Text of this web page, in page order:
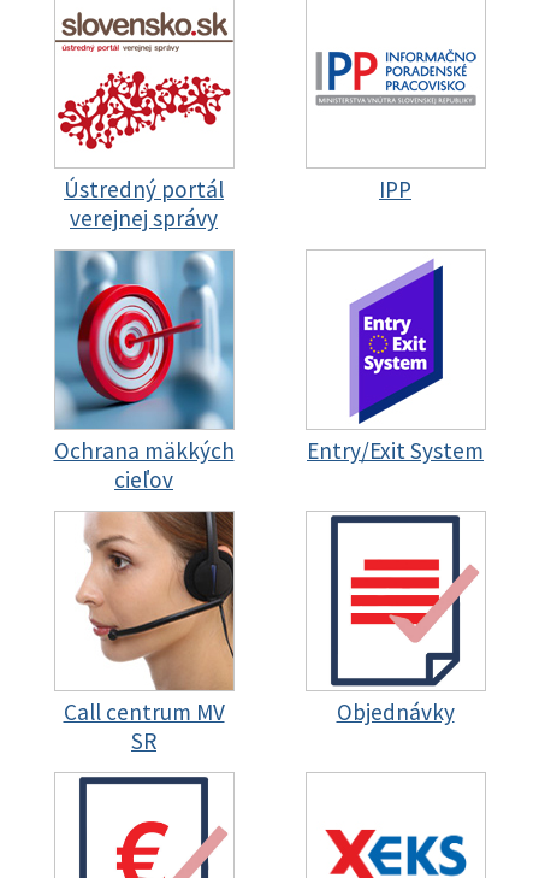
Ústredný portál
verejnej správy
IPP
Ochrana mäkkých
cieľov
Entry/Exit System
Call centrum MV
SR
Objednávky